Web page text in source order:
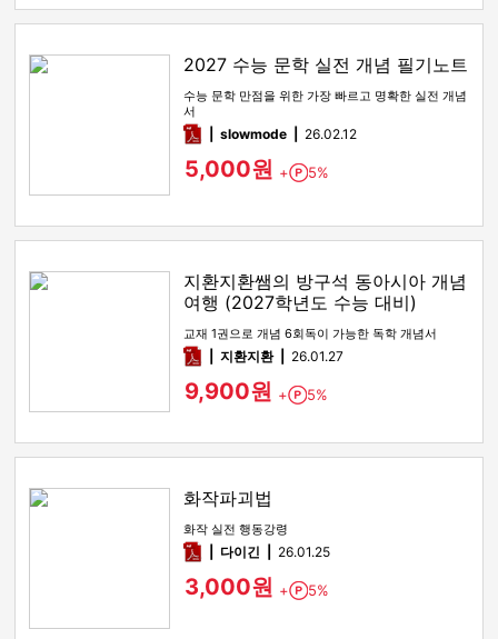
2027 수능 문학 실전 개념 필기노트
수능 문학 만점을 위한 가장 빠르고 명확한 실전 개념
서
pdfslowmode 26.02.12
5,000원 + Point
5%
지환지환쌤의 방구석 동아시아 개념
여행 (2027학년도 수능 대비)
교재 1권으로 개념 6회독이 가능한 독학 개념서
pdf지환지환 26.01.27
9,900원 + Point
5%
화작파괴법
화작 실전 행동강령
pdf다이긴 26.01.25
3,000원 + Point
5%